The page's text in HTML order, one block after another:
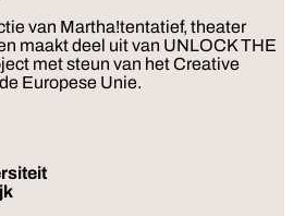
van Martha!tentatief, theater
maakt deel uit van UNLOCK THE
met steun van het Creative
Europese Unie.